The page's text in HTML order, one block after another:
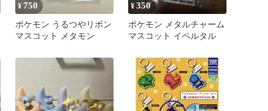
¥750
ポケモン うるつやリボン
マスコット メタモン
¥350
ポケモン メタルチャーム
マスコット イベルタル